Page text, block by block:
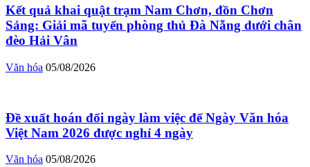
Kết quả khai quật trạm Nam Chơn, đồn Chơn
Sảng: Giải mã tuyến phòng thủ Đà Nẵng dưới chân
đèo Hải Vân
Văn hóa 05/08/2026
Đề xuất hoán đổi ngày làm việc để Ngày Văn hóa
Việt Nam 2026 được nghỉ 4 ngày
Văn hóa 05/08/2026